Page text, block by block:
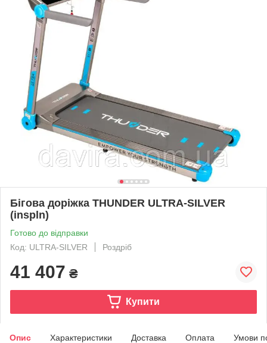
Бігова доріжка THUNDER ULTRA-SILVER
(inspln)
Готово до відправки
Код: ULTRA-SILVER
Роздріб
41 407 ₴
Купити
Опис Характеристики Доставка Оплата Умови